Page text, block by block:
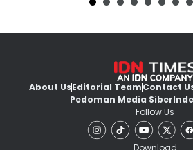
About UsEditorial TeamContact
Pedoman Media Siber
Follow Us
Download